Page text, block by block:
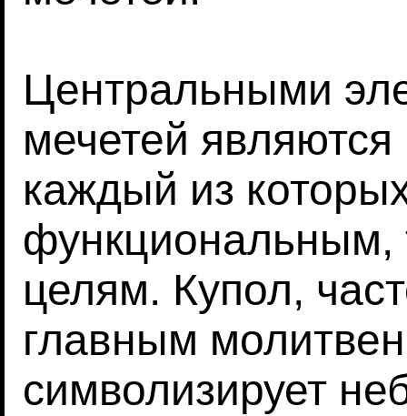
Центральными
мечетей
каждый из
функциональным,
целям. Купол,
главным
символизирует